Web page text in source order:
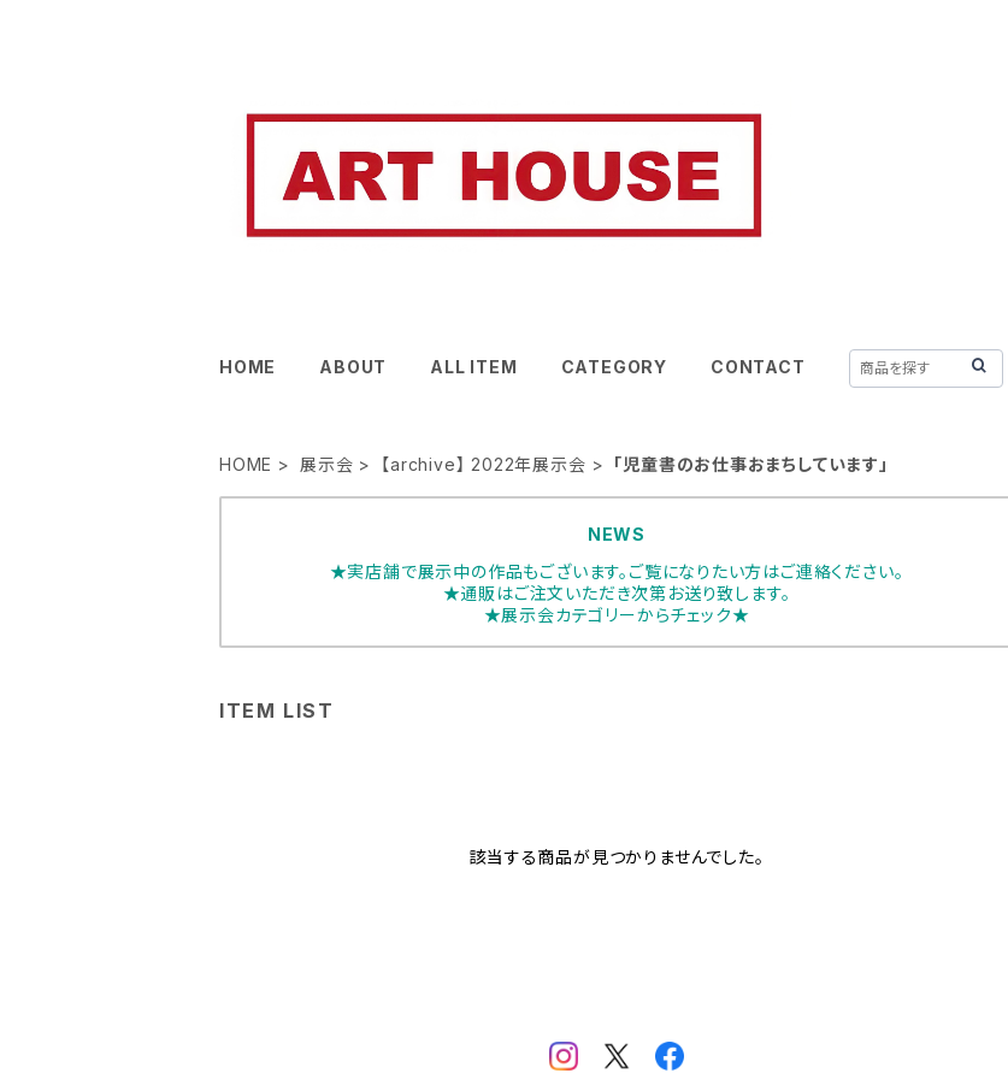
HOME ABOUT ALL ITEM CATEGORY CONTACT
HOME 展示会 【archive】 2022年展示会 「児童書のお仕事おまちしています」
NEWS
★実店舗で展示中の作品もございます。ご覧になりたい方はご連絡ください。
★通販はご注文いただき次第お送り致します。
★展示会カテゴリーからチェック★
ITEM LIST
該当する商品が見つかりませんでした。